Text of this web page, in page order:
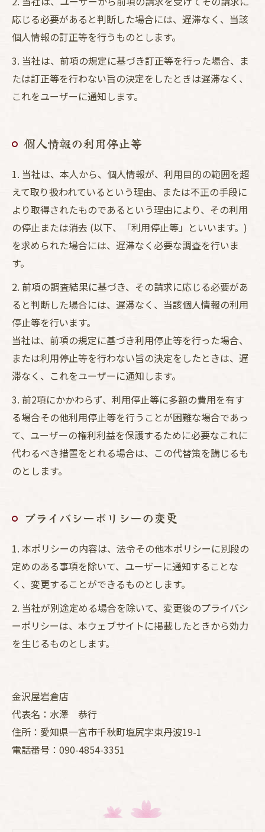
応じる必要があると判断した場合には、遅滞なく、当該
個人情報の訂正等を行うものとします。
3. 当社は、前項の規定に基づき訂正等を行った場合、ま
たは訂正等を行わない旨の決定をしたときは遅滞なく、
これをユーザーに通知します。
個人情報の利用停止等
1. 当社は、本人から、個人情報が、利用目的の範囲を超
えて取り扱われているという理由、または不正の手段に
より取得されたものであるという理由により、その利用
の停止または消去 (以下、「利用停止等」といいます。)
を求められた場合には、遅滞なく必要な調査を行いま
す。
2. 前項の調査結果に基づき、その請求に応じる必要があ
ると判断した場合には、遅滞なく、当該個人情報の利用
停止等を行います。
当社は、前項の規定に基づき利用停止等を行った場合、
または利用停止等を行わない旨の決定をしたときは、遅
滞なく、これをユーザーに通知します。
3. 前2項にかかわらず、利用停止等に多額の費用を有す
る場合その他利用停止等を行うことが困難な場合であっ
て、ユーザーの権利利益を保護するために必要なこれに
代わるべき措置をとれる場合は、この代替策を講じるも
のとします。
プライバシーポリシーの変更
1. 本ポリシーの内容は、法令その他本ポリシーに別段の
定めのある事項を除いて、ユーザーに通知することな
く、変更することができるものとします。
2. 当社が別途定める場合を除いて、変更後のプライバシ
ーポリシーは、本ウェブサイトに掲載したときから効力
を生じるものとします。
金沢屋岩倉店
代表名：水澤 恭行
住所：愛知県一宮市千秋町塩尻字東丹波19-1
電話番号：090-4854-3351